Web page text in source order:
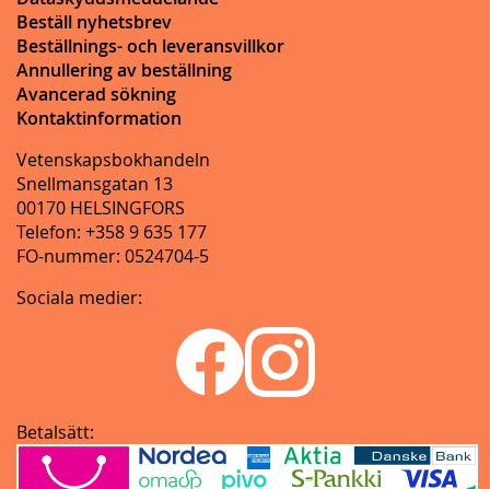
Beställ nyhetsbrev
Beställnings- och leveransvillkor
Annullering av beställning
Avancerad sökning
Kontaktinformation
Vetenskapsbokhandeln
Snellmansgatan 13
00170 HELSINGFORS
Telefon: +358 9 635 177
FO-nummer: 0524704-5
Sociala medier:
Betalsätt: